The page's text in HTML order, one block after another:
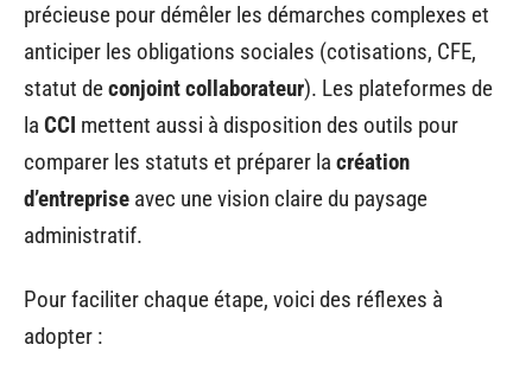
précieuse pour démêler les démarches complexes et
anticiper les obligations sociales (cotisations, CFE,
statut deconjoint collaborateur). Les plateformes de
la CCI mettent aussi à disposition des outils pour
comparer les statuts et préparer la création
d’entreprise avec une vision claire du paysage
administratif.
Pour faciliter chaque étape, voici des réflexes à
adopter :